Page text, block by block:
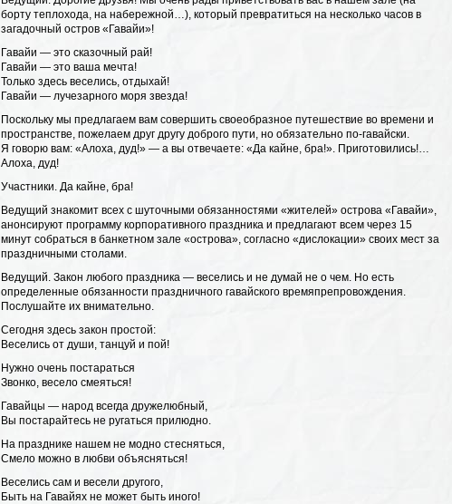
борту теплохода, на набережной…), который превратиться на несколько часов в
загадочный остров «Гавайи»!
Гавайи — это сказочный рай!
Гавайи — это ваша мечта!
Только здесь веселись, отдыхай!
Гавайи — лучезарного моря звезда!
Поскольку мы предлагаем вам совершить своеобразное путешествие во времени и
пространстве, пожелаем друг другу доброго пути, но обязательно по-гавайски.
Я говорю вам: «Алоха, дуд!» — а вы отвечаете: «Да кайне, бра!». Приготовились!…
Алоха, дуд!
Участники. Да кайне, бра!
Ведущий знакомит всех с шуточными обязанностями «жителей» острова «Гавайи»,
анонсируют программу корпоративного праздника и предлагают всем через 15
минут собраться в банкетном зале «острова», согласно «дислокации» своих мест за
праздничными столами.
Ведущий. Закон любого праздника — веселись и не думай не о чем. Но есть
определенные обязанности праздничного гавайского времяпрепровождения.
Послушайте их внимательно.
Сегодня здесь закон простой:
Веселись от души, танцуй и пой!
Нужно очень постараться
Звонко, весело смеяться!
Гавайцы — народ всегда дружелюбный,
Вы постарайтесь не ругаться прилюдно.
На празднике нашем не модно стесняться,
Смело можно в любви объясняться!
Веселись сам и весели другого,
Быть на Гавайях не может быть иного!